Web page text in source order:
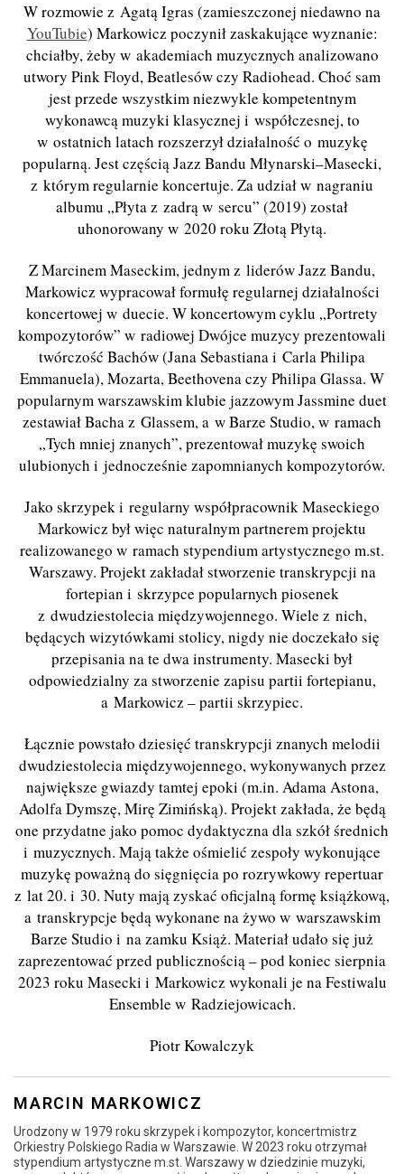
W rozmowie z Agatą Igras (zamieszczonej niedawno na
YouTubie) Markowicz poczynił zaskakujące wyznanie:
chciałby, żeby w akademiach muzycznych analizowano
utwory Pink Floyd, Beatlesów czy Radiohead. Choć sam
jest przede wszystkim niezwykle kompetentnym
wykonawcą muzyki klasycznej i współczesnej, to
w ostatnich latach rozszerzył działalność o muzykę
popularną. Jest częściąJazz Bandu Młynarski–Masecki,
z którym regularnie koncertuje. Za udział w nagraniu
albumu „Płyta z zadrą w sercu” (2019) został
uhonorowany w 2020 roku Złotą Płytą.
Z Marcinem Maseckim, jednym z liderów Jazz Bandu,
Markowicz wypracował formułę regularnej działalności
koncertowej w duecie. W koncertowym cyklu „Portrety
kompozytorów” w radiowej Dwójce muzycy prezentowali
twórczość Bachów (Jana Sebastiana i Carla Philipa
Emmanuela), Mozarta, Beethovena czy Philipa Glassa. W
popularnym warszawskim klubie jazzowym Jassmine duet
zestawiał Bacha z Glassem, a w Barze Studio, w ramach
„Tych mniej znanych”, prezentował muzykę swoich
ulubionych i jednocześnie zapomnianych kompozytorów.
Jako skrzypek i regularny współpracownik Maseckiego
Markowicz był więc naturalnym partnerem projektu
realizowanego w ramach stypendium artystycznego m.st.
Warszawy. Projekt zakładał stworzenie transkrypcji na
fortepian i skrzypce popularnych piosenek
z dwudziestolecia międzywojennego. Wiele z nich,
będących wizytówkami stolicy, nigdy nie doczekało się
przepisania na te dwa instrumenty. Masecki był
odpowiedzialny za stworzenie zapisu partii fortepianu,
a Markowicz – partii skrzypiec.
Łącznie powstało dziesięć transkrypcji znanych melodii
dwudziestolecia międzywojennego, wykonywanych przez
największe gwiazdy tamtej epoki (m.in. Adama Astona,
Adolfa Dymszę, Mirę Zimińską). Projekt zakłada, że będą
one przydatne jako pomoc dydaktyczna dla szkół średnich
i muzycznych. Mają także ośmielić zespoły wykonujące
muzykę poważnądo sięgnięcia po rozrywkowy repertuar
z lat 20. i 30. Nuty mają zyskać oficjalną formę książkową,
a transkrypcje będą wykonane na żywo w warszawskim
Barze Studio i na zamku Książ. Materiał udało się już
zaprezentować przed publicznością – pod koniec sierpnia
2023 roku Masecki i Markowicz wykonali je na Festiwalu
Ensemble w Radziejowicach.
Piotr Kowalczyk
MARCIN MARKOWICZ
Urodzony w 1979 roku skrzypek i kompozytor, koncertmistrz
Orkiestry Polskiego Radia w Warszawie. W 2023 roku otrzymał
stypendium artystyczne m.st. Warszawy w dziedzinie muzyki,